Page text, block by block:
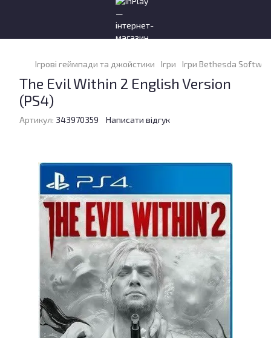
Ігрові геймпади та джойстики Ігри Ігри Bethesda
The Evil Within 2 English Version
(PS4)
Артикул: 343970359 Написати відгук